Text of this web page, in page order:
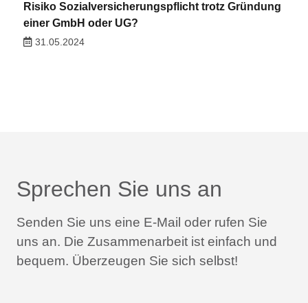
Risiko Sozialversicherungspflicht trotz Gründung
einer GmbH oder UG?
31.05.2024
Sprechen Sie uns an
Senden Sie uns eine E-Mail oder rufen Sie
uns an. Die Zusammenarbeit ist einfach und
bequem. Überzeugen Sie sich selbst!